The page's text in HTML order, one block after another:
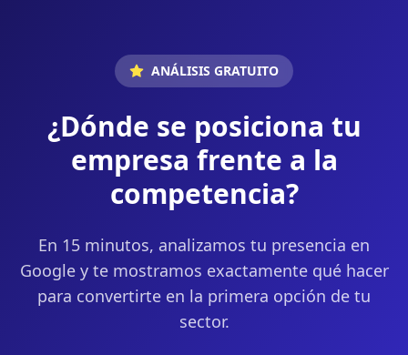
ANÁLISIS GRATUITO
¿Dónde se posiciona tu
empresa frente a la
competencia?
En 15 minutos, analizamos tu presencia en
Google y te mostramos exactamente qué hacer
para convertirte en la primera opción de tu
sector.